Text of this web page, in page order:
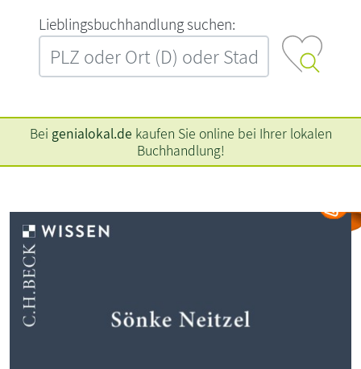
L‍i‍e‍b‍l‍i‍n‍g‍s‍b‍u‍c‍h‍h‍a‍n‍d‍l‍u‍n‍g‍ ‍s‍u‍c‍h‍e‍n‍:‍
Bei genialokal.de kaufen Sie online bei Ihrer lokalen
Buchhandlung!